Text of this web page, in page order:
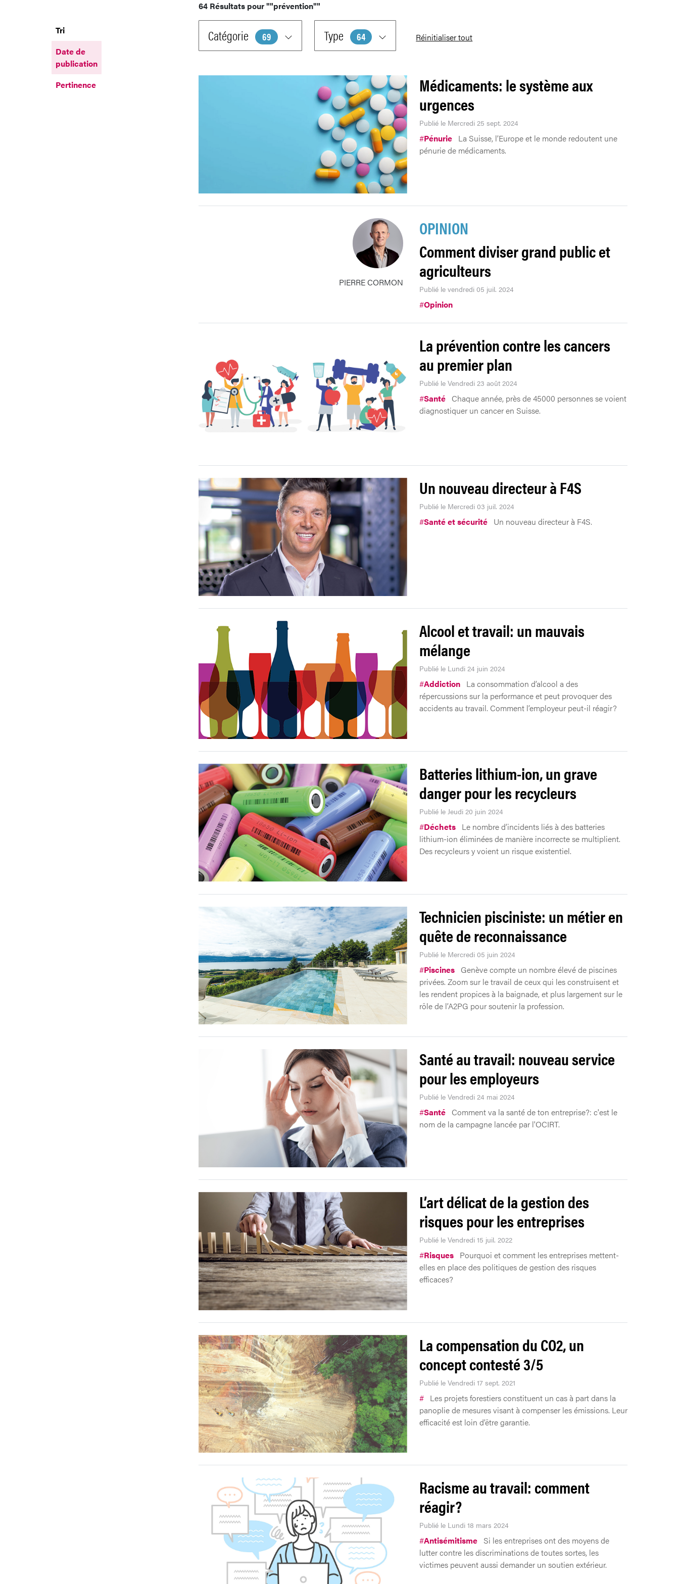
64 Résultats pour""prévention""
Tri
Date de
publication
Pertinence
Catégorie 69 Type 64 Réinitialiser tout
Médicaments: le système aux
urgences
Publié le Mercredi 25 sept. 2024
#Pénurie La Suisse, l’Europe et le monde redoutent une
pénurie de médicaments.
PIERRE CORMON
OPINION
Comment diviser grand public et
agriculteurs
Publié le vendredi 05 juil. 2024
#Opinion
La prévention contre les cancers
au premier plan
Publié le Vendredi 23 août 2024
#Santé Chaque année, près de 45000 personnes se voient
diagnostiquer un cancer en Suisse.
Un nouveau directeur à F4S
Publié le Mercredi 03 juil. 2024
#Santé et sécurité Un nouveau directeur à F4S.
Alcool et travail: un mauvais
mélange
Publié le Lundi 24 juin 2024
#Addiction La consommation d’alcool a des
répercussions sur la performance et peut provoquer des
accidents au travail. Comment l’employeur peut-il réagir?
Batteries lithium-ion, un grave
danger pour les recycleurs
Publié le Jeudi 20 juin 2024
#Déchets Le nombre d’incidents liés à des batteries
lithium-ion éliminées de manière incorrecte se multiplient.
Des recycleurs y voient un risque existentiel.
Technicien pisciniste: un métier en
quête de reconnaissance
Publié le Mercredi 05 juin 2024
#Piscines Genève compte un nombre élevé de piscines
privées. Zoom sur le travail de ceux qui les construisent et
les rendent propices à la baignade, et plus largement sur le
rôle de l’A2PG pour soutenir la profession.
Santé au travail: nouveau service
pour les employeurs
Publié le Vendredi 24 mai 2024
#Santé Comment va la santé de ton entreprise?: c'est le
nom de la campagne lancée par l'OCIRT.
L’art délicat de la gestion des
risques pour les entreprises
Publié le Vendredi 15 juil. 2022
#Risques Pourquoi et comment les entreprises mettent-
elles en place des politiques de gestion des risques
efficaces?
La compensation du CO2, un
concept contesté 3/5
Publié le Vendredi 17 sept. 2021
# Les projets forestiers constituent un cas à part dans la
panoplie de mesures visant à compenser les émissions. Leur
efficacité est loin d’être garantie.
Racisme au travail: comment
réagir?
Publié le Lundi 18 mars 2024
#Antisémitisme Si les entreprises ont des moyens de
lutter contre les discriminations de toutes sortes, les
victimes peuvent aussi demander un soutien extérieur.